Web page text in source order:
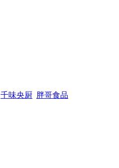
千味央厨 胖哥食品